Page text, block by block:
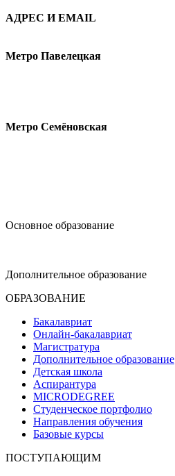
АДРЕС И EMAIL
Метро Павелецкая
Метро Семёновская
Основное образование
Дополнительное образование
ОБРАЗОВАНИЕ
Бакалавриат
Онлайн-бакалавриат
Магистратура
Дополнительное образование
Детская школа
Аспирантура
MICRODEGREE
Студенческое портфолио
Направления обучения
Базовые курсы
ПОСТУПАЮЩИМ